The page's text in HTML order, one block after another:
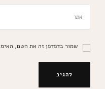
שמור בדפדפן זה את השם,